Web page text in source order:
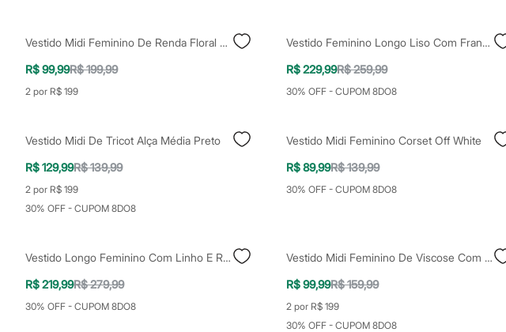
Moda esportiva
Blusas
Leggings
Moda íntima
Cintas e Modeladores
Meias
Pijamas
Sutiãs e Tops
Maiôs
Saídas de praia
Personagens
Plus size
Blusas e Camisetas
Vestido Midi Feminino De Renda Floral Off White
R$ 99,99R$ 199,99
2 por R$ 199
Vestido Feminino Longo Liso Com Franzido Vinho
R$ 229,99R$ 259,99
30% OFF - CUPOM 8DO8
Vestido Midi De Tricot Alça Média Preto
R$ 129,99R$ 139,99
2 por R$ 199
30% OFF - CUPOM 8DO8
Vestido Midi Feminino Corset Off White
R$ 89,99R$ 139,99
30% OFF - CUPOM 8DO8
Vestido Longo Feminino Com Linho E Recortes Off White
R$ 219,99R$ 279,99
30% OFF - CUPOM 8DO8
Vestido Midi Feminino De Viscose Com Fenda Floral Vermelho
R$ 99,99R$ 159,99
2 por R$ 199
30% OFF - CUPOM 8DO8